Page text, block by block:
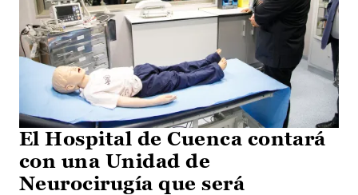
El Hospital de Cuenca contará
con una Unidad de
Neurocirugía que será